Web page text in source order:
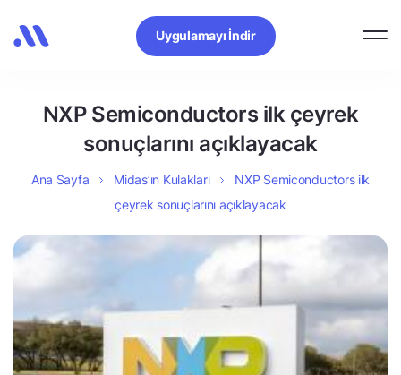
Uygulamayı İndir
NXP Semiconductors ilk çeyrek
sonuçlarını açıklayacak
Ana Sayfa Midas’ın Kulakları
NXP Semiconductors ilk
çeyrek sonuçlarını açıklayacak